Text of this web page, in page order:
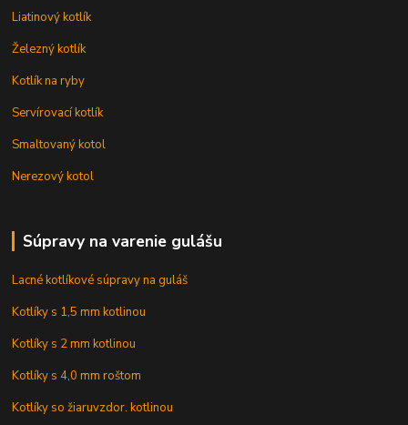
Liatinový kotlík
Železný kotlík
Kotlík na ryby
Servírovací kotlík
Smaltovaný kotol
Nerezový kotol
Súpravy na varenie gulášu
Lacné kotlíkové súpravy na guláš
Kotlíky s 1,5 mm kotlinou
Kotlíky s 2 mm kotlinou
Kotlíky s 4,0 mm roštom
Kotlíky so žiaruvzdor. kotlinou